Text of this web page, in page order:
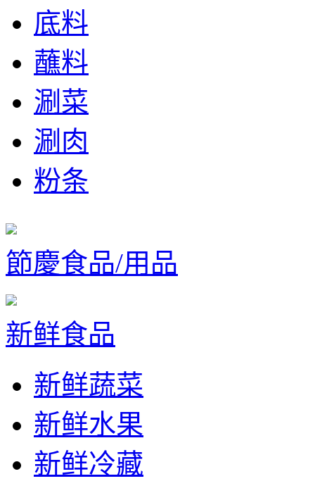
底料
蘸料
涮菜
涮肉
粉条
節慶食品/用品
新鲜食品
新鲜蔬菜
新鲜水果
新鲜冷藏